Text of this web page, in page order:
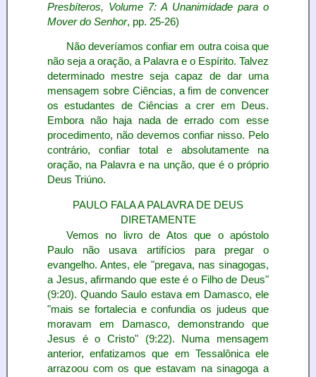
Presbíteros, Volume 7: A Unanimidade para o
Mover do Senhor, pp. 25-26)
Não deveríamos confiar em outra coisa que
não seja a oração, a Palavra e o Espírito. Talvez
determinado mestre seja capaz de dar uma
mensagem sobre Ciências, a fim de convencer
os estudantes de Ciências a crer em Deus.
Embora não haja nada de errado com esse
procedimento, não devemos confiar nisso. Pelo
contrário, confiar total e absolutamente na
oração, na Palavra e na unção, que é o próprio
Deus Triúno.
PAULO FALA A PALAVRA DE DEUS
DIRETAMENTE
Vemos no livro de Atos que o apóstolo
Paulo não usava artifícios para pregar o
evangelho. Antes, ele "pregava, nas sinagogas,
a Jesus, afirmando que este é o Filho de Deus"
(9:20). Quando Saulo estava em Damasco, ele
"mais se fortalecia e confundia os judeus que
moravam em Damasco, demonstrando que
Jesus é o Cristo" (9:22). Numa mensagem
anterior, enfatizamos que em Tessalônica ele
arrazoou com os que estavam na sinagoga a